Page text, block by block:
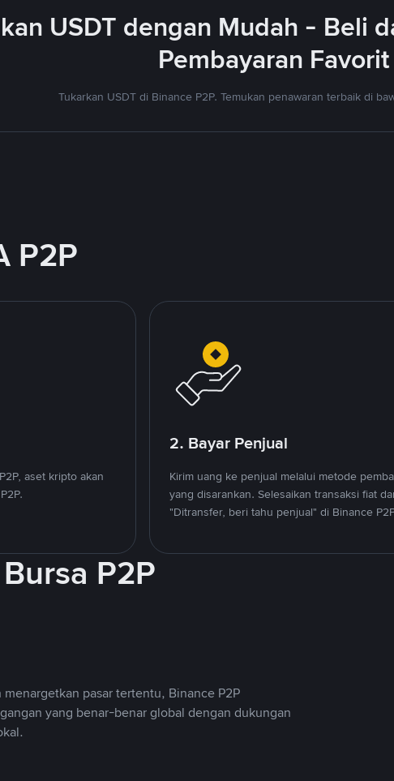
USDT dengan Mudah - Beli
Pembayaran
Tukarkan USDT di Binance P2P. Temukan penawaran terbaik di
P2P
aset kripto akan
2. Bayar Penjual
Kirim uang ke penjual melalui metode
yang disarankan. Selesaikan transaksi fiat
"Ditransfer, beri tahu penjual" di Binance
P2P
pasar tertentu, Binance P2P
yang benar-benar global dengan dukungan